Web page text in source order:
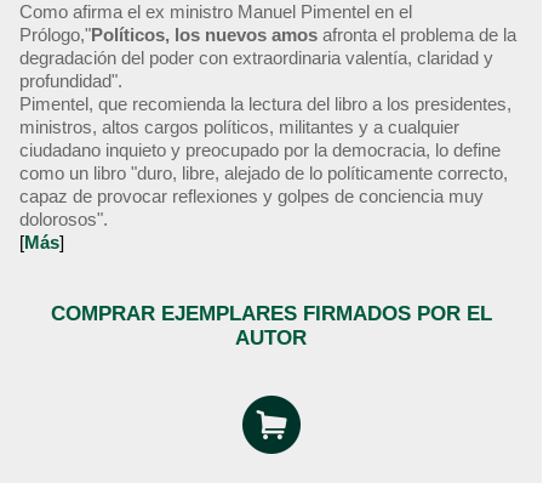
Como afirma el ex ministro Manuel Pimentel en el
Prólogo,"Políticos, los nuevos amos afronta el problema de la
degradación del poder con extraordinaria valentía, claridad y
profundidad".
Pimentel, que recomienda la lectura del libro a los presidentes,
ministros, altos cargos políticos, militantes y a cualquier
ciudadano inquieto y preocupado por la democracia, lo define
como un libro "duro, libre, alejado de lo políticamente correcto,
capaz de provocar reflexiones y golpes de conciencia muy
dolorosos".
[Más]
COMPRAR EJEMPLARES FIRMADOS POR EL
AUTOR